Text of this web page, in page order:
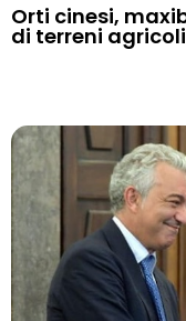
Orti cinesi,
di terreni agricoli